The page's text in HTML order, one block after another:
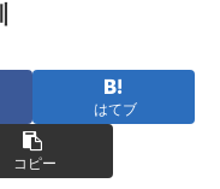
はてブ
コピー